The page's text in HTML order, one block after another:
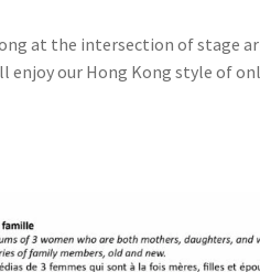
at the intersection of stage
enjoy our Hong Kong style of